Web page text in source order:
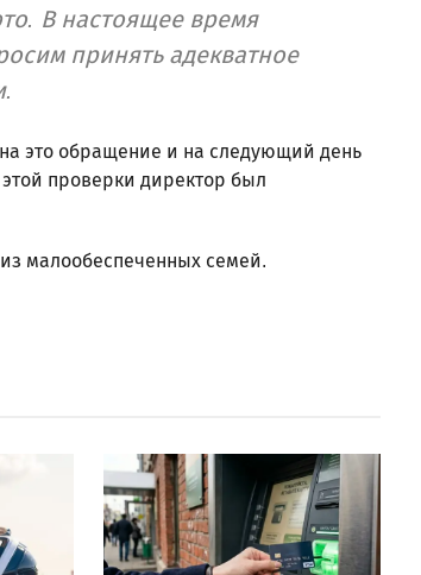
В настоящее время
принять адекватное
это обращение и на следующий день
проверки директор был
малообеспеченных семей.